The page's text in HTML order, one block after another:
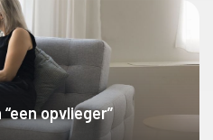
opvlieger”